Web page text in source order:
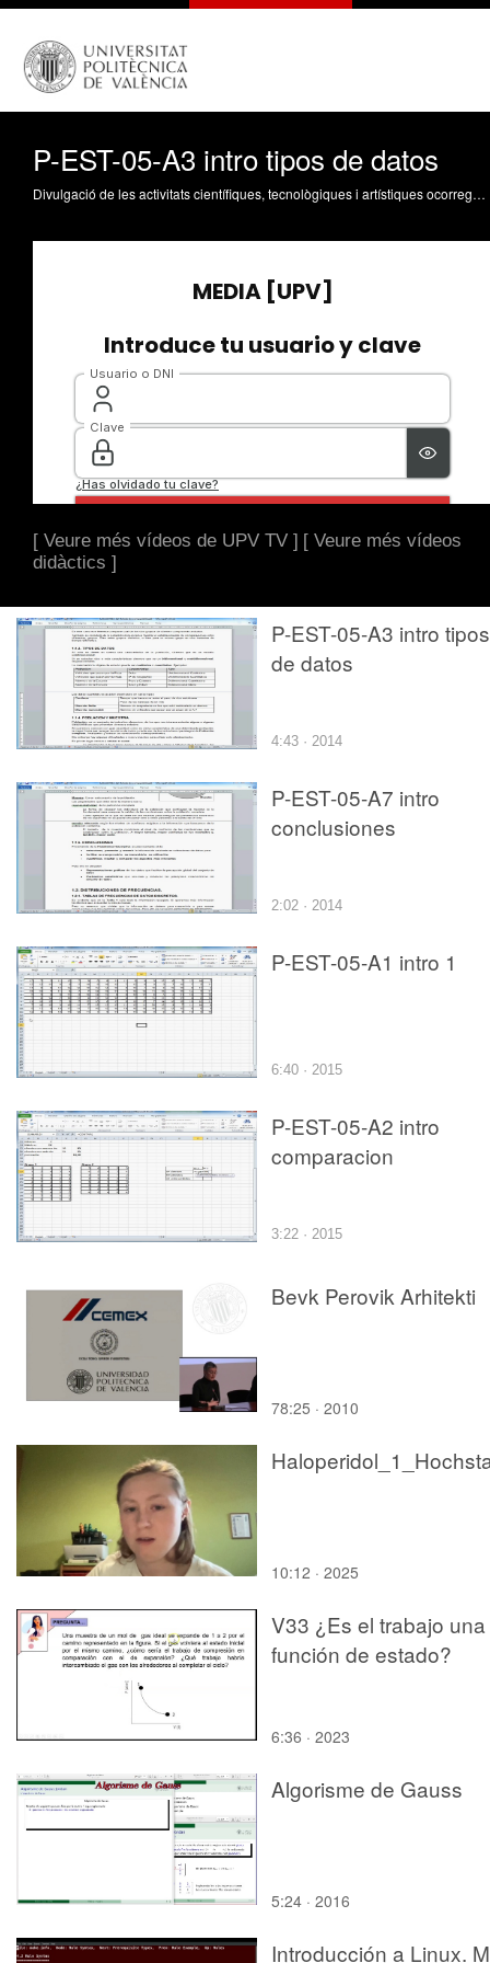
P-EST-05-A3 intro tipos de datos
Divulgació de les activitats científiques, tecnològiques i artístiques ocorregudes en els tres campus de la UPV
[ Veure més vídeos de UPV TV ] [ Veure més vídeos
didàctics ]
P-EST-05-A3 intro tipos
de datos
4:43 · 2014
P-EST-05-A7 intro
conclusiones
2:02 · 2014
P-EST-05-A1 intro 1
6:40 · 2015
P-EST-05-A2 intro
comparacion
3:22 · 2015
Bevk Perovik Arhitekti
78:25 · 2010
10:12 · 2025
V33 ¿Es el trabajo una
función de estado?
6:36 · 2023
Algorisme de Gauss
5:24 · 2016
Introducción a Linux.